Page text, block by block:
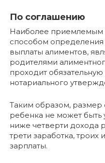
По соглашению
Наиболее приемлемым
способом
выплаты алиментов,
родителями
проходит
нотариального
Таким образом,
ребенка не может быть
ниже четверти дохода
трети заработка, троих
зарплаты.